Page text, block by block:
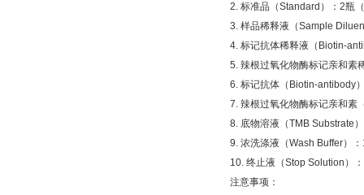
2. 标准品（Standard ）： 2瓶
3. 样品稀释液（Sample
4. 标记抗体稀释液（ Biotin-
5. 辣根过氧化物酶标记亲和素
6. 标记抗体（ Biotin-antibody
7. 辣根过氧化物酶标记亲和素
8. 底物溶液（TMB Substrate
9. 浓洗涤液（Wash Buffer）：
10. 终止液（Stop Solution ）：
注意事项：